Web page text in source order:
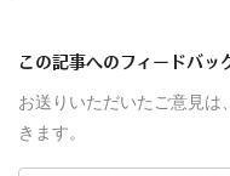
この記事へのフィードバッ
お送りいただいたご意見は
きます。